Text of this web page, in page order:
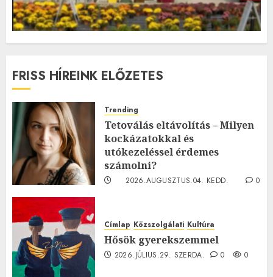
FRISS HÍREINK ELŐZETES
Trending
Tetoválás eltávolítás – Milyen
kockázatokkal és
utókezeléssel érdemes
számolni?
2026.AUGUSZTUS.04. KEDD.
0
Címlap Közszolgálati Kultúra
Hősök gyerekszemmel
2026.JÚLIUS.29. SZERDA. 0 0